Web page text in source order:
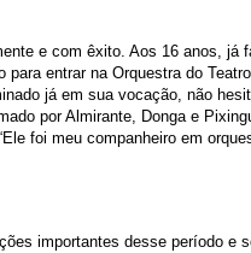
e com êxito. Aos 16 anos,
entrar na Orquestra do
já em sua vocação, não
por Almirante, Donga e
foi meu companheiro em
importantes desse período e